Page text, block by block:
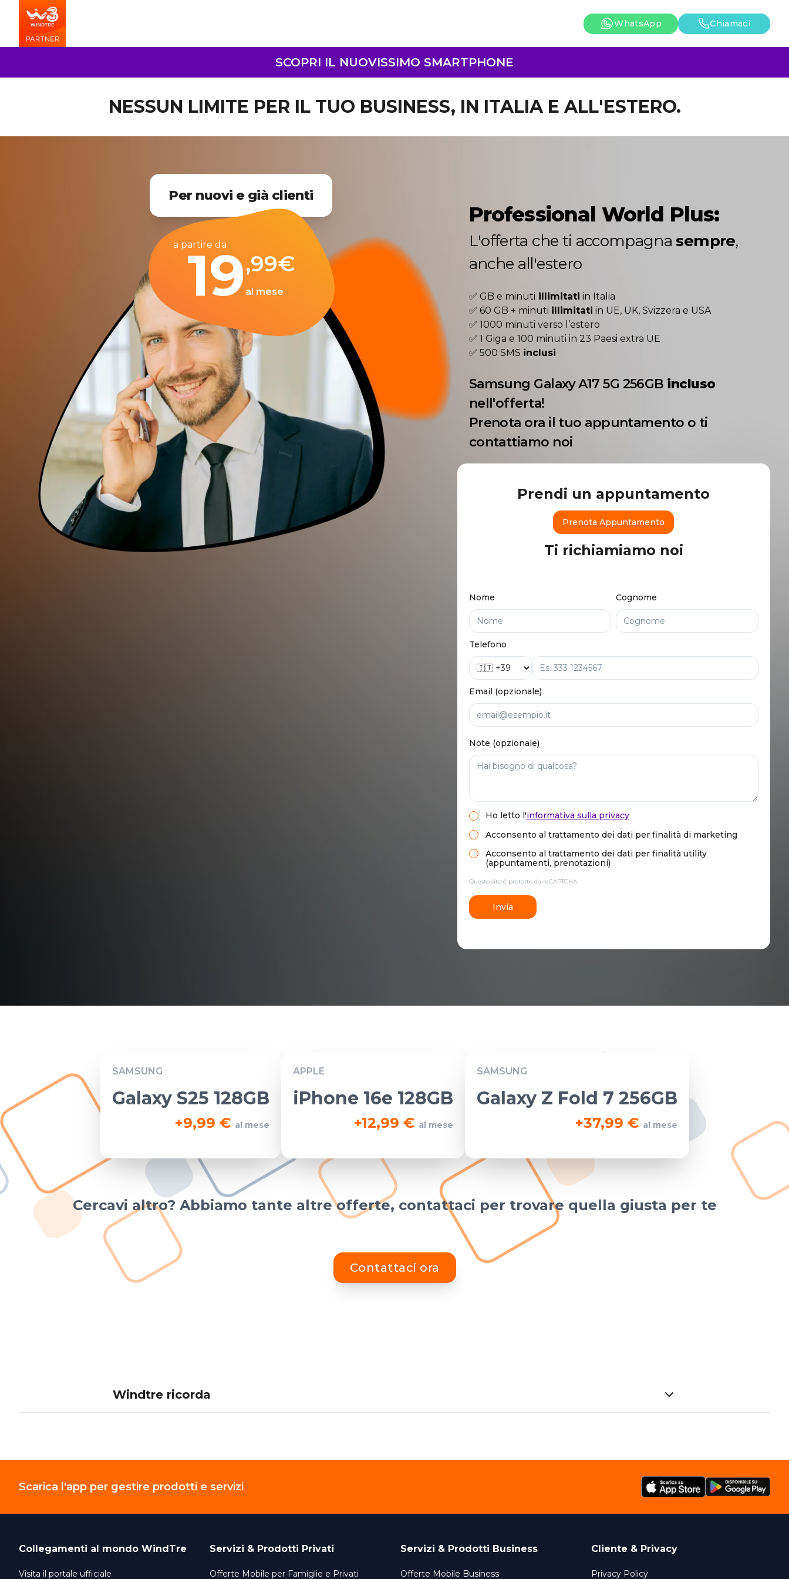
WhatsApp Chiamaci
SCOPRI IL NUOVISSIMO SMARTPHONE
NESSUN LIMITE PER IL TUO BUSINESS, IN ITALIA E ALL'ESTERO.
Per nuovi e già clienti
a partire da
19,99€
al mese
Professional World Plus:
L'offerta che ti accompagnasempre,
anche all'estero
✅ GB e minuti illimitati in Italia
✅ 60 GB + minuti illimitati in UE, UK, Svizzera e USA
✅ 1000 minuti verso l’estero
✅ 1 Giga e 100 minuti in 23 Paesi extra UE
✅ 500 SMS inclusi
Samsung Galaxy A17 5G 256GB incluso
nell'offerta!
Prenota ora il tuo appuntamento o ti
contattiamo noi
Prendi un appuntamento
Prenota Appuntamento
Ti richiamiamo noi
Nome Cognome
Telefono
Email (opzionale)
Note (opzionale)
Ho letto l'informativa sulla privacy
Acconsento al trattamento dei dati per finalità di marketing
Acconsento al trattamento dei dati per finalità utility
(appuntamenti, prenotazioni)
Questo sito è protetto da reCAPTCHA.
Invia
SAMSUNG
Galaxy S25 128GB
+9,99 € al mese
APPLE
iPhone 16e 128GB
+12,99 € al mese
SAMSUNG
Galaxy Z Fold 7 256GB
+37,99 € al mese
Cercavi altro? Abbiamo tante altre offerte, contattaci per trovare quella giusta per te
Contattaci ora
Windtre ricorda
Scarica l'app per gestire prodotti e servizi
Collegamenti al mondo WindTre
Visita il portale ufficiale
Servizi & Prodotti Privati
Offerte Mobile per Famiglie e Privati
Servizi & Prodotti Business
Offerte Mobile Business
Cliente & Privacy
Privacy Policy